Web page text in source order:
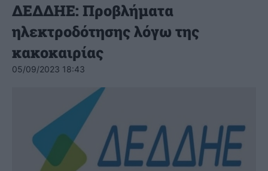
ΔΕΔΔΗΕ: Προβλήματα
ηλεκτροδότησης λόγω της
κακοκαιρίας
05/09/2023 18:43